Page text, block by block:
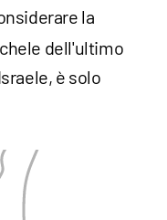
la
dell'ultimo
è solo